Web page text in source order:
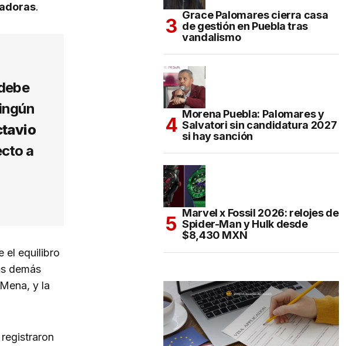
.
a
el equilibro
demás
y la
Grace Palomares cierra casa
de gestión en Puebla tras
vandalismo
Morena Puebla: Palomares y
Salvatori sin candidatura 2027
si hay sanción
Marvel x Fossil 2026: relojes de
Spider-Man y Hulk desde
$8,430 MXN